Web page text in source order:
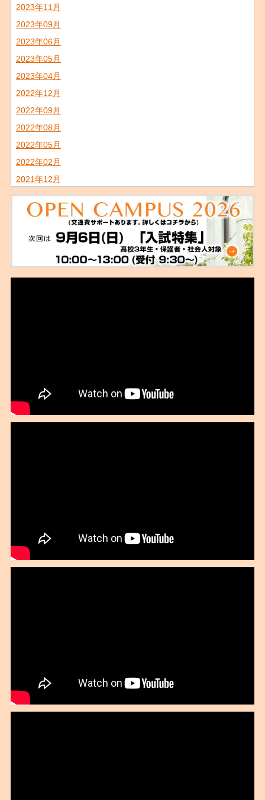
2023年11月
2023年09月
2023年06月
2023年05月
2023年04月
2022年12月
2022年09月
2022年08月
2022年05月
2022年02月
2021年12月
2021年11月
2021年09月
2021年08月
2021年06月
2020年07月
2020年06月
2020年04月
2019年08月
2019年07月
2018年11月
2018年10月
2018年09月